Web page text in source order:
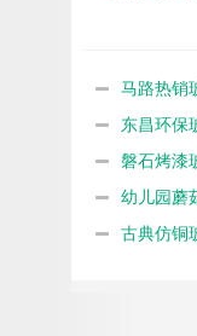
马路热销
东昌环保
磐石烤漆
幼儿园蘑
古典仿铜